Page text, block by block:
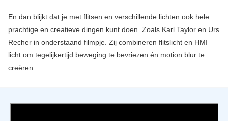
En dan blijkt dat je met flitsen en verschillende lichten ook hele
prachtige en creatieve dingen kunt doen. Zoals Karl Taylor en Urs
Recher in onderstaand filmpje. Zij combineren flitslicht en HMI
licht om tegelijkertijd beweging te bevriezen én motion blur te
creëren.